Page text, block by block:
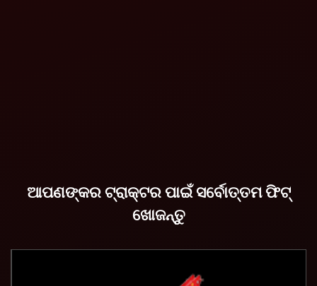
ଆପଣଙ୍କର ଟ୍ରାକ୍ଟର ପାଇଁ ସର୍ବୋତ୍ତମ ଫିଟ୍
ଖୋଜନ୍ତୁ